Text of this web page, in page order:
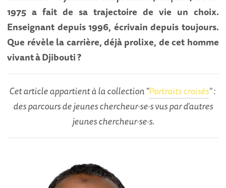
1975 a fait de sa trajectoire de vie un choix.
Enseignant depuis 1996, écrivain depuis toujours.
Que révèle la carrière, déjà prolixe, de cet homme
vivant à Djibouti ?
Cet article appartient à la collection "Portraits croisés" :
des parcours de jeunes chercheur·se·s vus par d'autres
jeunes chercheur·se·s.